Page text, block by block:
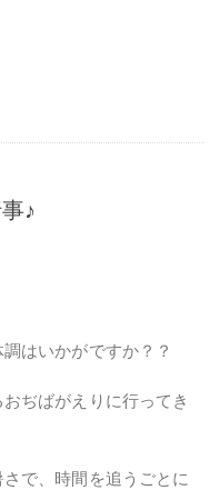
♪
はいかがですか？？
ぢばがえりに行ってき
で、時間を追うごとに